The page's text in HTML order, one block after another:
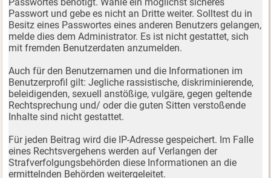
Passwort und gebe es nicht an Dritte weiter. Solltest du in
Besitz eines Passwortes eines anderen Benutzers gelangen,
melde dies dem Administrator. Es ist nicht gestattet, sich
mit fremden Benutzerdaten anzumelden.
Auch für den Benutzernamen und die Informationen im
Benutzerprofil gilt: Jegliche rassistische, diskriminierende,
beleidigenden, sexuell anstößige, vulgäre, gegen geltende
Rechtsprechung und/ oder die guten Sitten verstoßende
Inhalte sind nicht gestattet.
Für jeden Beitrag wird die IP-Adresse gespeichert. Im Falle
eines Rechtsvergehens werden auf Verlangen der
Strafverfolgungsbehörden diese Informationen an die
ermittelnden Behörden weitergeleitet.